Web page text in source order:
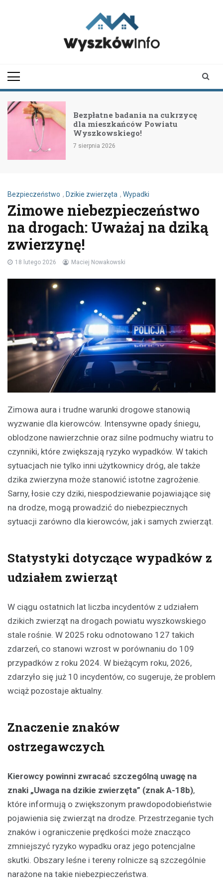
Bezpłatne badania na cukrzycę
dla mieszkańców Powiatu
Wyszkowskiego!
7 sierpnia 2026
Bezpieczeństwo , Dzikie zwierzęta , Wypadki
Zimowe niebezpieczeństwo
na drogach: Uważaj na dziką
zwierzynę!
18 lutego 2026 Maciej Nowakowski
Zimowa aura i trudne warunki drogowe stanowią
wyzwanie dla kierowców. Intensywne opady śniegu,
oblodzone nawierzchnie oraz silne podmuchy wiatru to
czynniki, które zwiększają ryzyko wypadków. W takich
sytuacjach nie tylko inni użytkownicy dróg, ale także
dzika zwierzyna może stanowić istotne zagrożenie.
Sarny, łosie czy dziki, niespodziewanie pojawiające się
na drodze, mogą prowadzić do niebezpiecznych
sytuacji zarówno dla kierowców, jak i samych zwierząt.
Statystyki dotyczące wypadków z
udziałem zwierząt
W ciągu ostatnich lat liczba incydentów z udziałem
dzikich zwierząt na drogach powiatu wyszkowskiego
stale rośnie. W 2025 roku odnotowano 127 takich
zdarzeń, co stanowi wzrost w porównaniu do 109
przypadków z roku 2024. W bieżącym roku, 2026,
zdarzyło się już 10 incydentów, co sugeruje, że problem
wciąż pozostaje aktualny.
Znaczenie znaków
ostrzegawczych
Kierowcy powinni zwracać szczególną uwagę na
znaki „Uwaga na dzikie zwierzęta” (znak A-18b),
które informują o zwiększonym prawdopodobieństwie
pojawienia się zwierząt na drodze. Przestrzeganie tych
znaków i ograniczenie prędkości może znacząco
zmniejszyć ryzyko wypadku oraz jego potencjalne
skutki. Obszary leśne i tereny rolnicze są szczególnie
narażone na takie niebezpieczeństwa.